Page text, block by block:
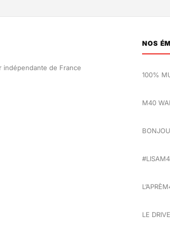
indépendante de France
NOS
100%
M40
LE